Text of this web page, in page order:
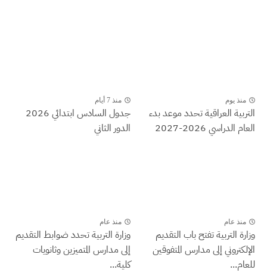
منذ يوم
التربية العراقية تحدد موعد بدء
العام الدراسي 2026-2027
منذ 7 أيام
جدول السادس ابتدائي 2026
الدور الثاني
منذ عام
وزارة التربية تفتح باب التقديم
الإلكتروني إلى مدارس المتفوقين
للعام...
منذ عام
وزارة التربية تحدد ضوابط التقديم
إلى مدارس المتميزين وثانويات
كلية...